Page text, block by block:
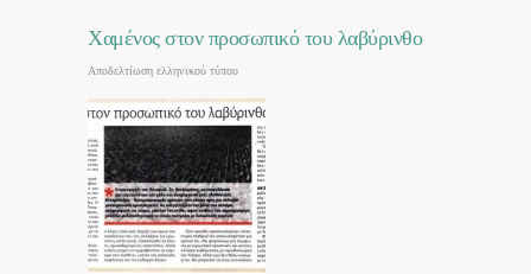
Χαμένος στον προσωπικό του λαβύρινθο
Αποδελτίωση ελληνικού τύπου